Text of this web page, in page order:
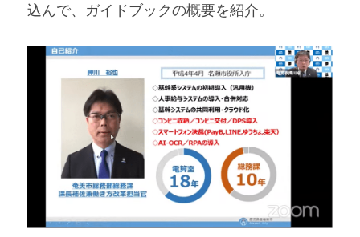
込んで、ガイドブックの概要を紹介。